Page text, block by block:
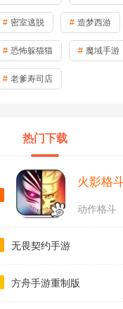
密室逃脱 造梦西游
恐怖躲猫猫 魔域手游
老爹寿司店
热门下载
动作格斗
无畏契约手游
方舟手游重制版